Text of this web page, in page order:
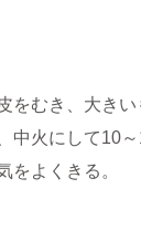
をむき、大き
中火にして10
をよくきる。